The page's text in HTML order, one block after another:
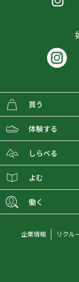
買う
ECMALLの
取り扱いブ
ショップブ
会員募集
体験する
おとな女子
グラビティ
しらべる
登山レポート
オンライン
よむ
働く
企業情報 リクル